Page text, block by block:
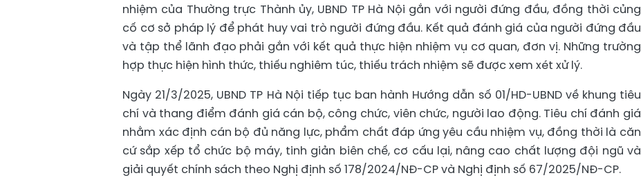
nhiệm của Thường trực Thành ủy, UBND TP Hà Nội gắn với người đứng đầu, đồng thời củng
cố cơ sở pháp lý để phát huy vai trò người đứng đầu. Kết quả đánh giá của người đứng đầu
và tập thể lãnh đạo phải gắn với kết quả thực hiện nhiệm vụ cơ quan, đơn vị. Những trường
hợp thực hiện hình thức, thiếu nghiêm túc, thiếu trách nhiệm sẽ được xem xét xử lý.
Ngày 21/3/2025, UBND TP Hà Nội tiếp tục ban hành Hướng dẫn số 01/HD-UBND về khung tiêu
chí và thang điểm đánh giá cán bộ, công chức, viên chức, người lao động. Tiêu chí đánh giá
nhằm xác định cán bộ đủ năng lực, phẩm chất đáp ứng yêu cầu nhiệm vụ, đồng thời là căn
cứ sắp xếp tổ chức bộ máy, tinh giản biên chế, cơ cấu lại, nâng cao chất lượng đội ngũ và
giải quyết chính sách theo Nghị định số 178/2024/NĐ-CP và Nghị định số 67/2025/NĐ-CP.